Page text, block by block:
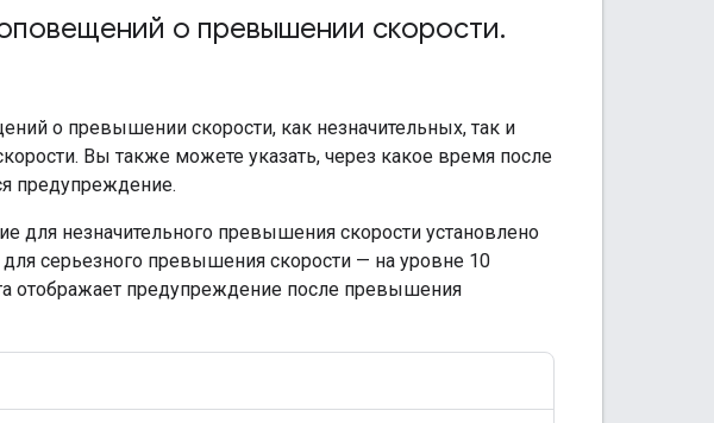
о превышении скорости.
о превышении скорости, как незначительных, так и
Вы также можете указать, через какое время после
предупреждение.
для незначительного превышения скорости установлено
для серьезного превышения скорости — на уровне 10
отображает предупреждение после превышения